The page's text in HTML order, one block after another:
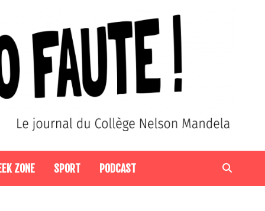
ZONE SPORT PODCAST